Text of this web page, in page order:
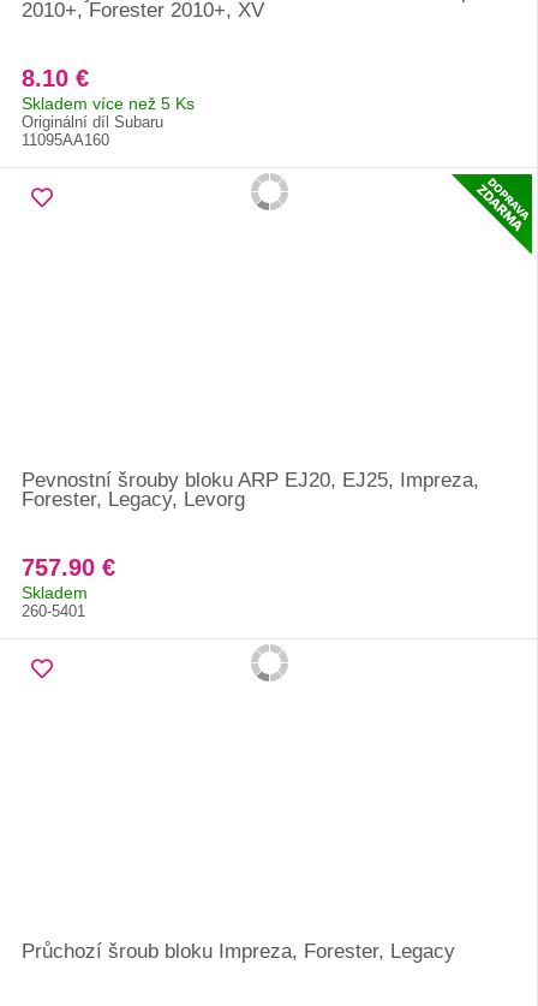
2010+, Forester 2010+, XV
8.10 €
Skladem více než 5 Ks
Originální díl Subaru
11095AA160
Pevnostní šrouby bloku ARP EJ20, EJ25, Impreza,
Forester, Legacy, Levorg
757.90 €
Skladem
260-5401
Průchozí šroub bloku Impreza, Forester, Legacy